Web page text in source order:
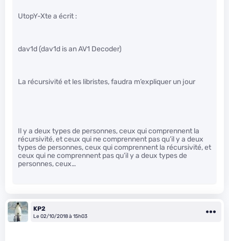
UtopY-Xte a écrit :
dav1d (dav1d is an AV1 Decoder)
La récursivité et les libristes, faudra m’expliquer un jour
Il y a deux types de personnes, ceux qui comprennent la
récursivité, et ceux qui ne comprennent pas qu’il y a deux
types de personnes, ceux qui comprennent la récursivité, et
ceux qui ne comprennent pas qu’il y a deux types de
personnes, ceux…
KP2
Le 02/10/2018 à 15h03